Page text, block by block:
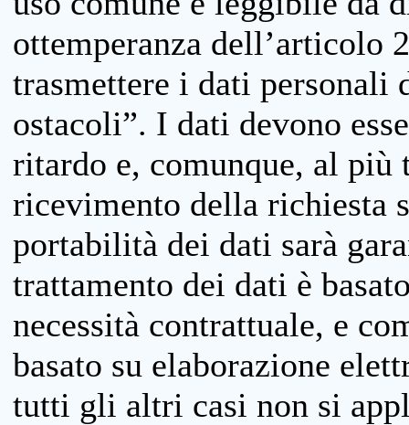
ottemperanza dell’articolo
trasmettere i dati personali
ostacoli”. I dati devono
ritardo e, comunque, al più
ricevimento della richiesta
portabilità dei dati sarà
trattamento dei dati è
necessità contrattuale, e
basato su elaborazione
tutti gli altri casi non si